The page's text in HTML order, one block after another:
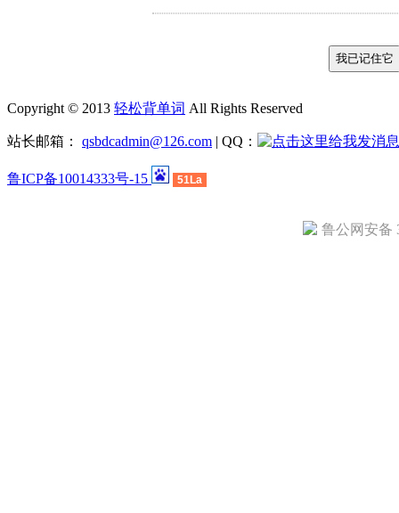
Copyright © 2013 轻松背单词 All Rights Reserved
站长邮箱： qsbdcadmin@126.com | QQ：
鲁ICP备10014333号-15 51La
鲁公网安备